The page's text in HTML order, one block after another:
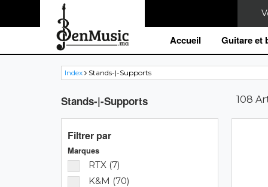
Accueil Guitare et
Index Stands-|-Supports
Stands-|-Supports
Filtrer par
Marques
RTX (7)
K&M (70)
108